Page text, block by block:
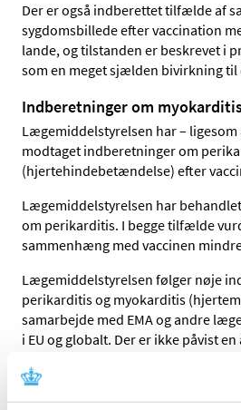
Der er også indberettet tilfælde af
sygdomsbillede efter vaccination
lande, og tilstanden er beskrevet i
som en meget sjælden bivirkning til
Indberetninger om
Lægemiddelstyrelsen har – ligesom
modtaget indberetninger om
(hjertehindebetændelse) efter
Lægemiddelstyrelsen har
om perikarditis. I begge tilfælde
sammenhæng med vaccinen
Lægemiddelstyrelsen følger nøje
perikarditis og myokarditis
samarbejde med EMA og andre
i EU og globalt. Der er ikke påvist
er ved at undersøge, om der kan
årsagssammenhæng.